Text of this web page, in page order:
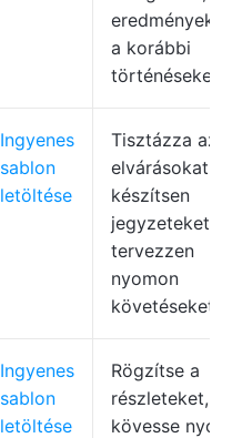
a korábbi
történéseket.
Ingyenes
sablon
letöltése
Tisztázza az
elvárásokat,
készítsen
jegyzeteket,
tervezzen
nyomon
követéseket
Ingyenes
sablon
letöltése
Rögzítse a
részleteket,
kövesse